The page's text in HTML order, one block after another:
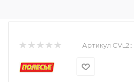
Артикул CVL2::